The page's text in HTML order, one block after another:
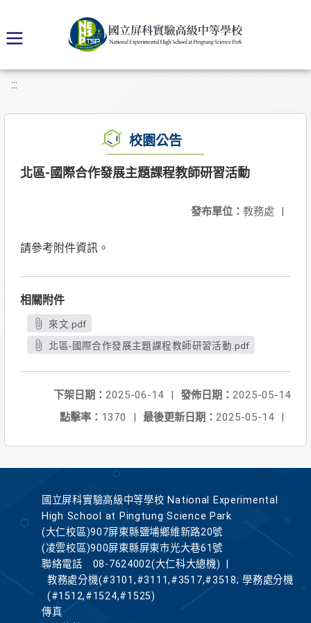
:::
校園公告
北區-國際合作發展主題課程教師研習活動
發布單位： 教務處 |
請參考附件資訊。
相關附件
來文.pdf
北區-國際合作發展主題課程教師研習活動.pdf
發佈日期： 2025-05-14
下架日期： 2025-06-14
|
最後更新日期： 2025-05-14 |
點擊率： 1370 |
國立屏科實驗高級中等學校 National Experimental
High School at Pingtung Science Park
(大仁校區)907屏東縣鹽埔鄉維新路20號
(凌雲校區)900屏東縣屏東市光大巷61號
聯絡電話
08-7624002(大仁科大總機)
教務處分機(#3101,#3111,#3517,#3518; 學務處分機
(#1512,#1524,#1525)
傳真